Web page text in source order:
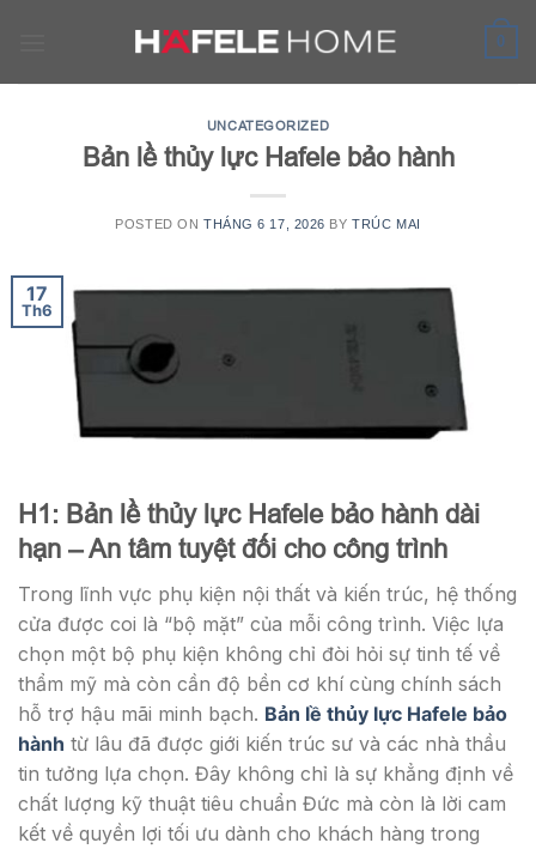
0
UNCATEGORIZED
Bản lề thủy lực Hafele bảo hành
POSTED ON THÁNG 6 17, 2026 BYTRÚC MAI
17
Th6
H1: Bản lề thủy lực Hafele bảo hành dài
hạn – An tâm tuyệt đối cho công trình
Trong lĩnh vực phụ kiện nội thất và kiến trúc, hệ thống
cửa được coi là “bộ mặt” của mỗi công trình. Việc lựa
chọn một bộ phụ kiện không chỉ đòi hỏi sự tinh tế về
thẩm mỹ mà còn cần độ bền cơ khí cùng chính sách
hỗ trợ hậu mãi minh bạch. Bản lề thủy lực Hafele bảo
hành từ lâu đã được giới kiến trúc sư và các nhà thầu
tin tưởng lựa chọn. Đây không chỉ là sự khẳng định về
chất lượng kỹ thuật tiêu chuẩn Đức mà còn là lời cam
kết về quyền lợi tối ưu dành cho khách hàng trong